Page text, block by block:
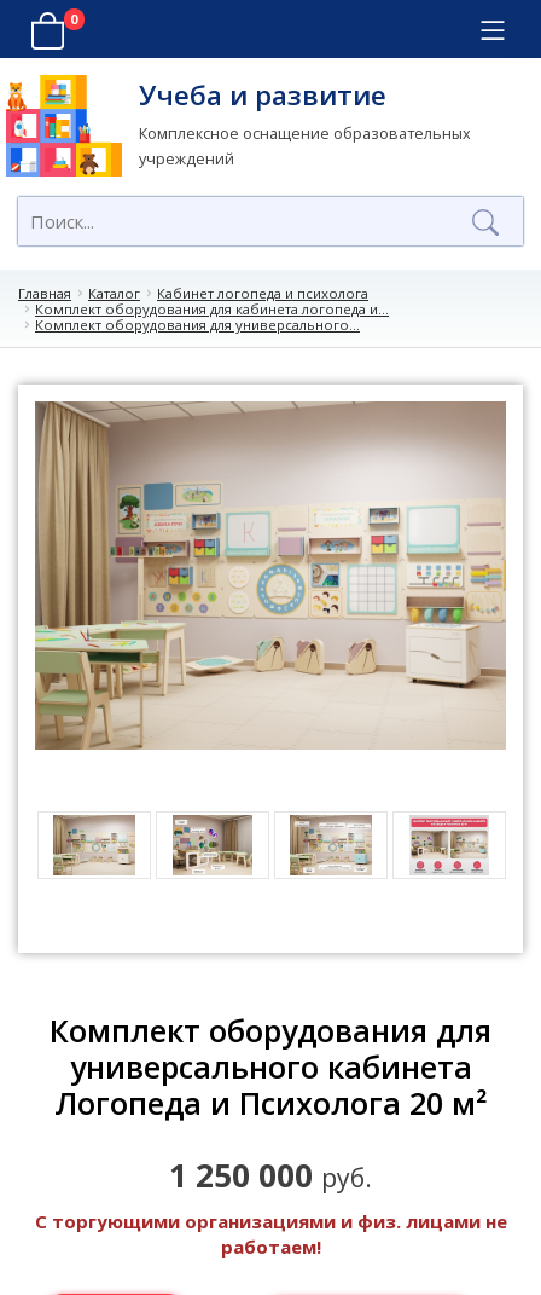
0
Учеба и развитие
Комплексное оснащение образовательных
учреждений
Главная Каталог
Кабинет логопеда и психолога
Комплект оборудования для кабинета логопеда и...
Комплект оборудования для универсального...
Комплект оборудования для
универсального кабинета
Логопеда и Психолога 20 м²
1 250 000 руб.
С торгующими организациями и физ. лицами не
работаем!